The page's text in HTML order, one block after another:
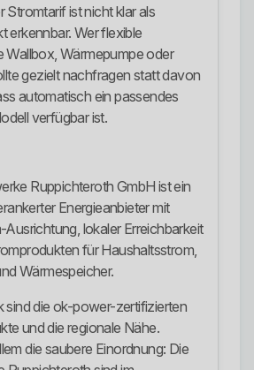
Stromtarif ist nicht klar als
erkennbar. Wer flexible
Wallbox, Wärmepumpe oder
gezielt nachfragen statt davon
automatisch ein passendes
verfügbar ist.
Ruppichteroth GmbH ist ein
Energieanbieter mit
lokaler Erreichbarkeit
für Haushaltsstrom,
Wärmespeicher.
sind die ok-power-zertifizierten
und die regionale Nähe.
die saubere Einordnung: Die